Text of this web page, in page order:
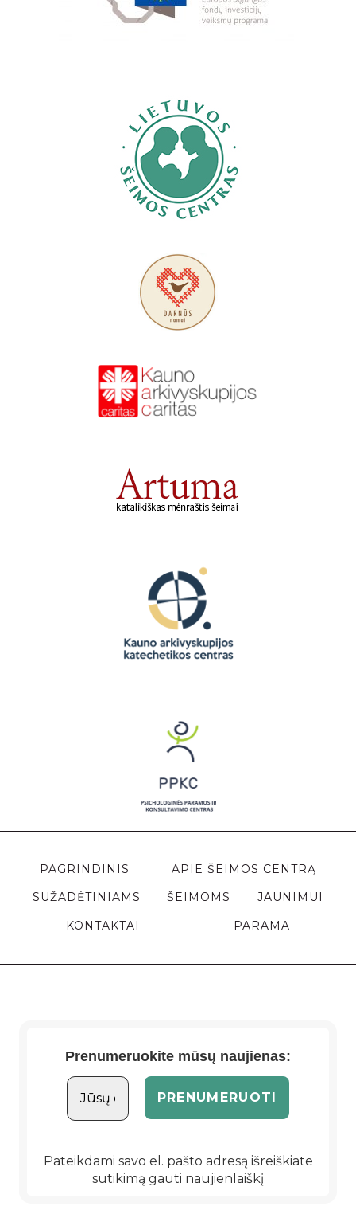
PAGRINDINIS
APIE ŠEIMOS CENTRĄ
SUŽADĖTINIAMS
ŠEIMOMS
JAUNIMUI
KONTAKTAI
PARAMA
Prenumeruokite mūsų naujienas:
Pateikdami savo el. pašto adresą išreiškiate
sutikimą gauti naujienlaiškį